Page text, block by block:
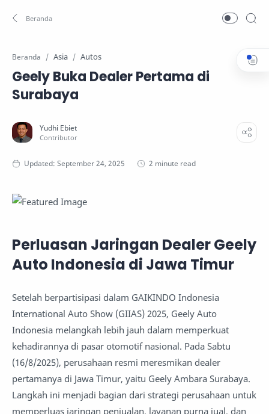
Beranda Asia Autos
Geely Buka Dealer Pertama di
Surabaya
2 minute read
Perluasan Jaringan Dealer Geely
Auto Indonesia di Jawa Timur
Setelah berpartisipasi dalam GAIKINDO Indonesia
International Auto Show (GIIAS) 2025, Geely Auto
Indonesia melangkah lebih jauh dalam memperkuat
kehadirannya di pasar otomotif nasional. Pada Sabtu
(16/8/2025), perusahaan resmi meresmikan dealer
pertamanya di Jawa Timur, yaitu Geely Ambara Surabaya.
Langkah ini menjadi bagian dari strategi perusahaan untuk
memperluas jaringan penjualan, layanan purna jual, dan